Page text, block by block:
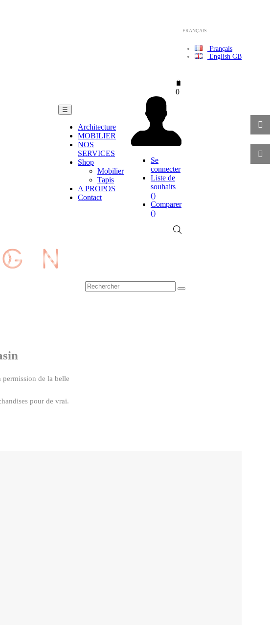
FRANÇAIS
Français
English GB
Basculer
la
navigation
☰
Architecture
MOBILIER
NOS
SERVICES
Shop
Mobilier
Tapis
A PROPOS
Contact
0
Se
connecter
Liste de
souhaits
()
Comparer
()
permission de la belle
pour de vrai.